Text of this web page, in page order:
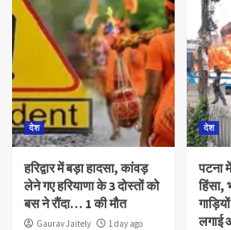
देश
हरिद्वार में बड़ा हादसा, कांवड़
लेने गए हरियाणा के 3 दोस्तों को
बस ने रौंदा… 1 की मौत
Gaurav Jaitely
1 day ago
देश
पटना
हिंसा,
लगाई